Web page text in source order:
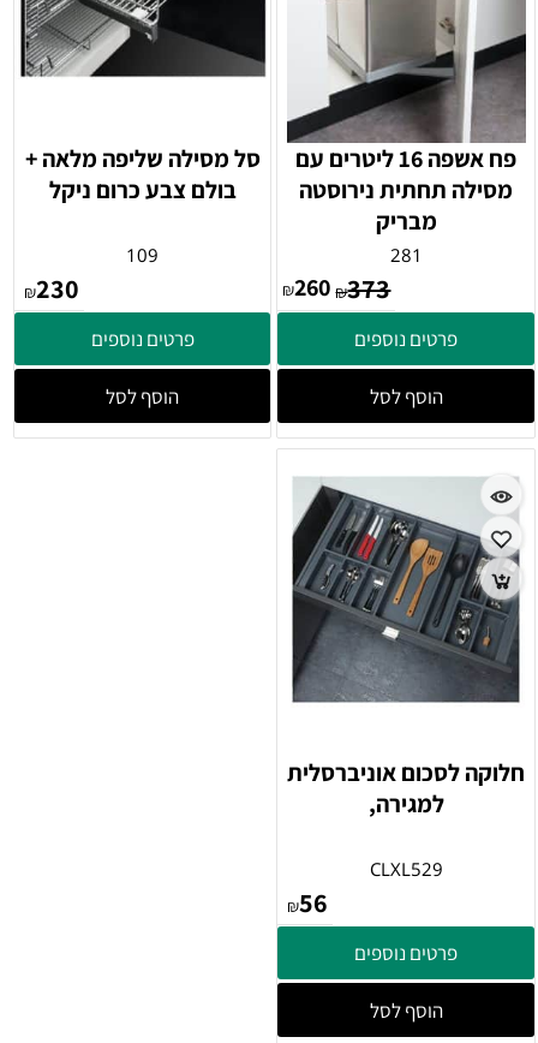
פח אשפה 16 ליטרים עם
מסילה תחתית נירוסטה
מבריק
281
₪373
₪260
פרטים נוספים
הוסף לסל
סל מסילה שליפה מלאה +
בולם צבע כרום ניקל
109
₪230
פרטים נוספים
הוסף לסל
חלוקה לסכום אוניברסלית
למגירה,
CLXL529
₪56
פרטים נוספים
הוסף לסל